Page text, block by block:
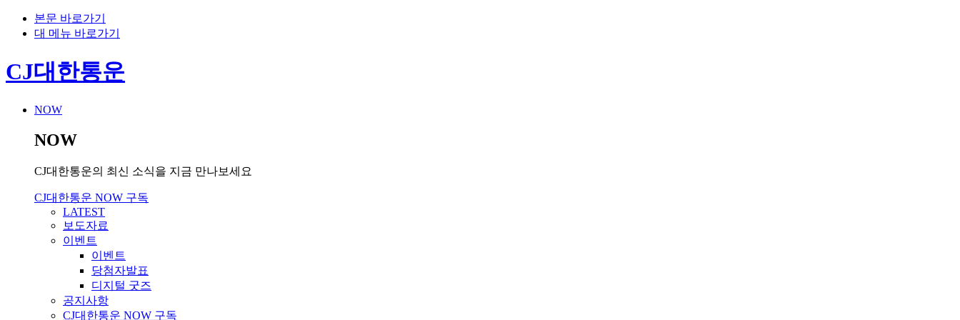
본문 바로가기
대 메뉴 바로가기
CJ대한통운
NOW
NOW
CJ대한통운의 최신 소식을 지금 만나보세요
CJ대한통운 NOW 구독
LATEST
보도자료
이벤트
이벤트
당첨자발표
디지털 굿즈
공지사항
CJ대한통운 NOW 구독